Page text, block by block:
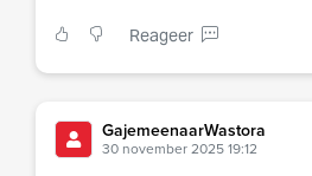
Reageer
GajemeenaarWastora
30 november 2025 19:12